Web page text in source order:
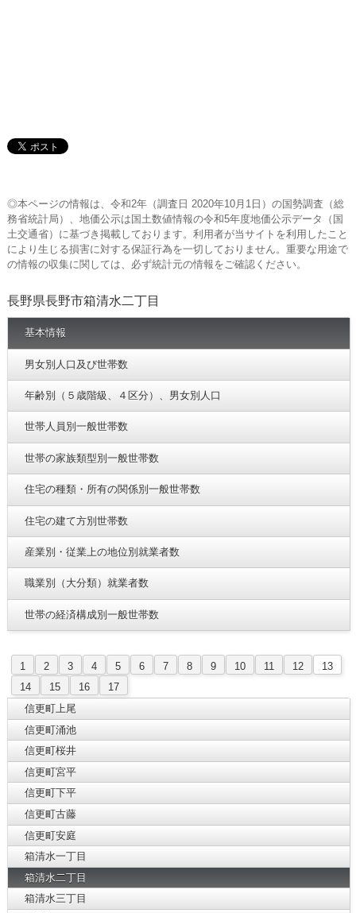
◎本ページの情報は、令和2年（調査日 2020年10月1日）の国勢調査（総
務省統計局）、地価公示は国土数値情報の令和5年度地価公示データ（国
土交通省）に基づき掲載しております。利用者が当サイトを利用したこと
により生じる損害に対する保証行為を一切しておりません。重要な用途で
の情報の収集に関しては、必ず統計元の情報をご確認ください。
長野県長野市箱清水二丁目
基本情報
男女別人口及び世帯数
年齢別（５歳階級、４区分）、男女別人口
世帯人員別一般世帯数
世帯の家族類型別一般世帯数
住宅の種類・所有の関係別一般世帯数
住宅の建て方別世帯数
産業別・従業上の地位別就業者数
職業別（大分類）就業者数
世帯の経済構成別一般世帯数
1 2 3 4 5 6 7 8 9 10 11 12
13
14
15 16
17
信更町上尾
信更町涌池
信更町桜井
信更町宮平
信更町下平
信更町古藤
信更町安庭
箱清水一丁目
箱清水二丁目
箱清水三丁目